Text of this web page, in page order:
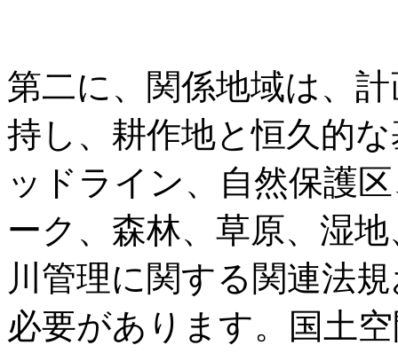
第二に、関係地域は、
持し、耕作地と恒久的
ッドライン、自然保護
ーク、森林、草原、湿
川管理に関する関連法
必要があります。国土